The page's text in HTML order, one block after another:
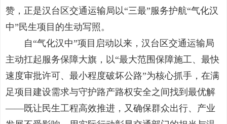
赞，正是汉台区交通运输局以“三最”服务护航“气化汉
中”民生项目的生动写照。
自“气化汉中”项目启动以来，汉台区交通运输局
主动扛起服务保障大旗，以“最大范围保障施工、最快
速度审批许可、最小程度破坏公路”为核心抓手，在满
足项目建设需求与守护路产路权安全之间找到最优解
——既让民生工程高效推进，又确保群众出行、产业